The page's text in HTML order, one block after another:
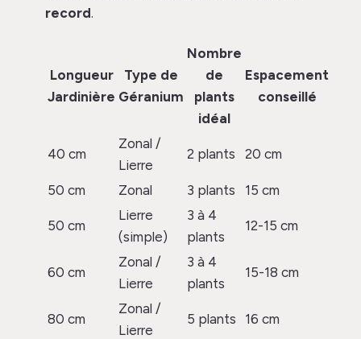
record.
Longueur
Jardinière
Type de
Géranium
Nombre
de
plants
idéal
Espacement
conseillé
40 cm
Zonal /
Lierre
2 plants 20 cm
50 cm Zonal 3 plants 15 cm
50 cm
Lierre
(simple)
3 à 4
plants
12-15 cm
60 cm
Zonal /
Lierre
3 à 4
plants
15-18 cm
80 cm
Zonal /
Lierre
5 plants 16 cm